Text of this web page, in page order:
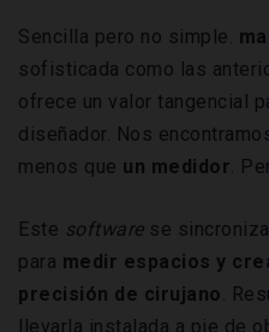
Sencilla pero no simple.
sofisticada como las
ofrece un valor tangencial
diseñador. Nos
menos que un medidor.
Este software se
para medir espacios y
precisión de cirujano.
llevarla instalada a pie de